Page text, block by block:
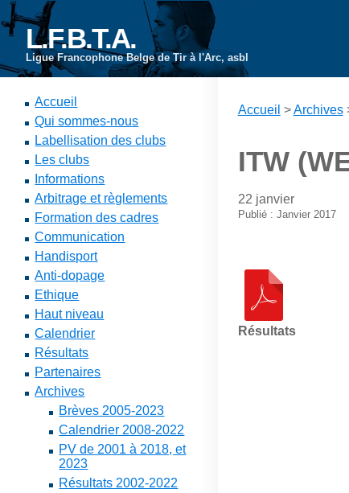
L.F.B.T.A.
Ligue Francophone Belge de Tir à l'Arc, asbl
Accueil
Qui sommes-nous
Labellisation des clubs
Les clubs
Informations
Arbitrage et règlements
Formation des cadres
Communication
Handisport
Anti-dopage
Ethique
Haut niveau
Calendrier
Résultats
Partenaires
Archives
Brèves 2005-2023
Calendrier 2008-2022
PV de 2001 à 2018, et
2023
Résultats 2002-2022
Accueil >Archives
ITW
22 janvier
Publié : Janvier 2017
Résultats